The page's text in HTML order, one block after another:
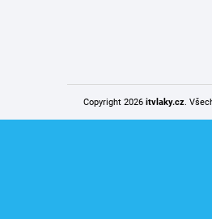
Copyright 2026 itvlaky.cz.